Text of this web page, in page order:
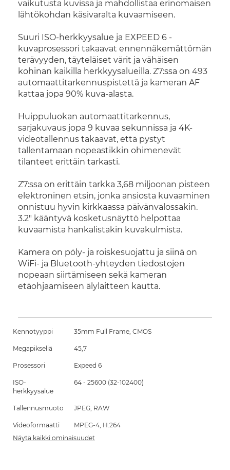
vaikutusta kuvissa ja mahdollistaa erinomaisen
lähtökohdan käsivaralta kuvaamiseen.
Suuri ISO-herkkyysalue ja EXPEED 6 -
kuvaprosessori takaavat ennennäkemättömän
terävyyden, täyteläiset värit ja vähäisen
kohinan kaikilla herkkyysalueilla. Z7:ssa on 493
automaattitarkennuspistettä ja kameran AF
kattaa jopa 90% kuva-alasta.
Huippuluokan automaattitarkennus,
sarjakuvaus jopa 9 kuvaa sekunnissa ja 4K-
videotallennus takaavat, että pystyt
tallentamaan nopeastikkin ohimenevät
tilanteet erittäin tarkasti.
Z7:ssa on erittäin tarkka 3,68 miljoonan pisteen
elektroninen etsin, jonka ansiosta kuvaaminen
onnistuu hyvin kirkkaassa päivänvalossakin.
3.2" kääntyvä kosketusnäyttö helpottaa
kuvaamista hankalistakin kuvakulmista.
Kamera on pöly- ja roiskesuojattu ja siinä on
WiFi- ja Bluetooth-yhteyden tiedostojen
nopeaan siirtämiseen sekä kameran
etäohjaamiseen älylaitteen kautta.
Kennotyyppi 35mm Full Frame, CMOS
Megapikseliä 45,7
Prosessori Expeed 6
ISO-
herkkyysalue
64 - 25600 (32-102400)
Tallennusmuoto JPEG, RAW
Videoformaatti
MPEG-4, H.264
Näytä kaikki ominaisuudet